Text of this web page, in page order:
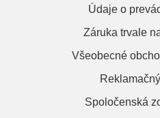
Údaje o
Záruka trvale
Všeobecné
Spoločenská